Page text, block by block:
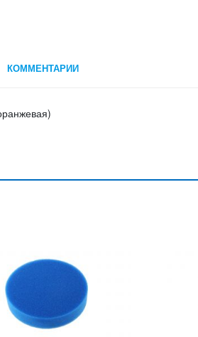
КОММЕНТАРИИ